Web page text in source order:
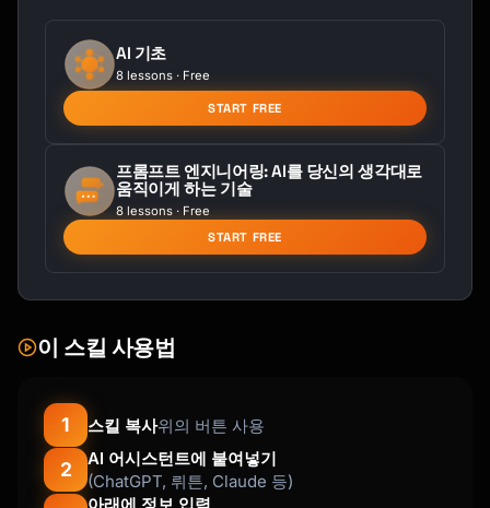
AI 기초
8 lessons · Free
START FREE
프롬프트 엔지니어링: AI를 당신의 생각대로
움직이게 하는 기술
8 lessons · Free
START FREE
이 스킬 사용법
1 스킬 복사위의 버튼 사용
2
AI 어시스턴트에 붙여넣기
(ChatGPT, 뤼튼, Claude 등)